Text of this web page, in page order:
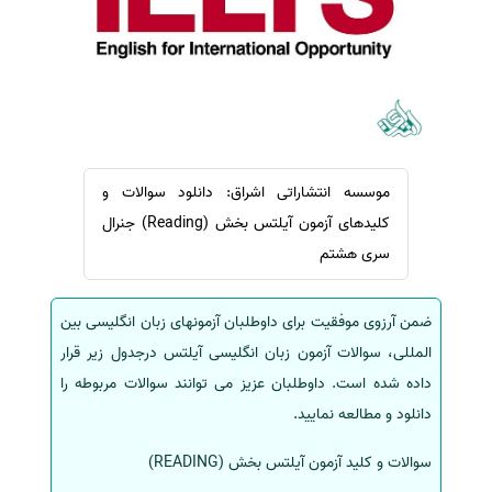
ترجمه عربی به فارسی
مشاهده همه زبان ها
سفارش ویرایش
سفارش پارافریز
سفارش فرمت‌بندی
سفارش کاهش کمیت
سفارش معرفی مجله
سفارش معرفی مقاله
سفارش معرفی کتاب
سفارش چکیده مبسوط
سفارش ترجمه مولتی‌مدیا
سفارش گویندگی
سفارش تولید محتوا
سفارش ترجمه همزمان
سفارش چکیده گرافیکی
موسسه انتشاراتی اشراق: دانلود سوالات و
کلیدهای آزمون آیلتس بخش (Reading) جنرال
سری هشتم
ضمن آرزوی موفقیت برای داوطلبان آزمونهای زبان انگلیسی بین
المللی، سوالات آزمون زبان انگلیسی آیلتس درجدول زیر قرار
داده شده است. داوطلبان عزیز می توانند سوالات مربوطه را
دانلود و مطالعه نمایید.
سوالات و کلید آزمون آیلتس بخش (READING)